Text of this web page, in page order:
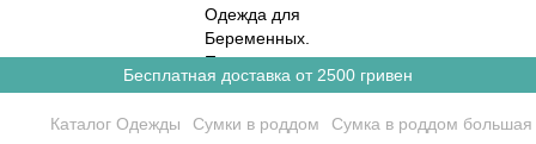
Бесплатная доставка от 2500 гривен
Каталог Одежды Сумки в роддом Сумка в роддом большая